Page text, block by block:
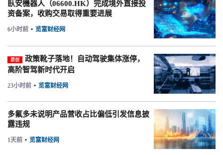
臥安機器人（06600.HK）完成境外直接投
资备案，收购交易取得重要进展
6小时前 • 览富财经网
原创
政策靴子落地！自动驾驶集体涨停，
高阶智驾新时代开启
23小时前 • 览富财经网
多氟多未说明产品营收占比偏低引发信息披
露违规
1天前 • 览富财经网